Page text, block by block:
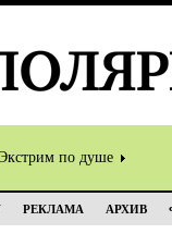
по душе
РЕКЛАМА АРХИВ